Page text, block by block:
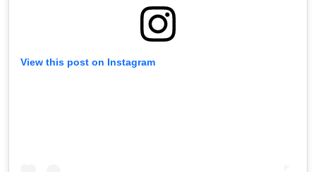
View this post on Instagram